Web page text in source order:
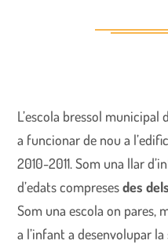
L’escola bressol
a funcionar de nou a
2010-2011. Som una llar
d’edats compresesdes
Som una escola on pares,
a l’infant a desenvolupar